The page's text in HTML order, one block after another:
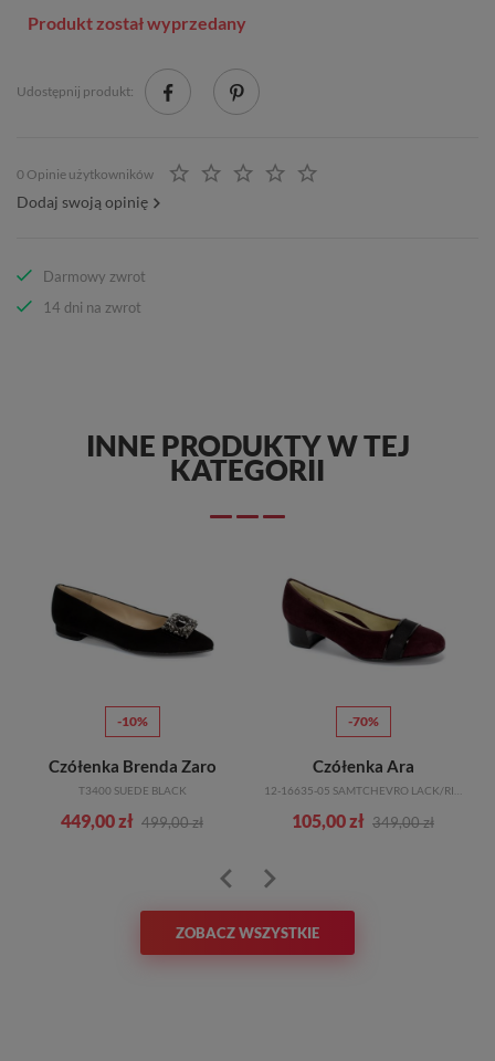
Produkt został wyprzedany
Udostępnij produkt:
0 Opinie użytkowników
Dodaj swoją opinię
Darmowy zwrot
14 dni na zwrot
INNE PRODUKTY W TEJ
KATEGORII
-10%
Czółenka Brenda Zaro
T3400 SUEDE BLACK
449,00 zł 499,00 zł
-70%
Czółenka Ara
105,00 zł 349,00 zł
ZOBACZ WSZYSTKIE